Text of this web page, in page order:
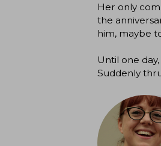
Her only
the
him, maybe
Until one
Suddenly